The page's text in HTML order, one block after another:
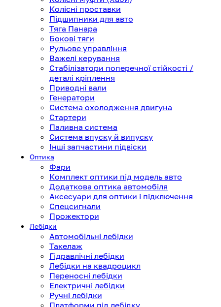
Колісні проставки
Підшипники для авто
Тяга Панара
Бокові тяги
Рульове управління
Важелі керування
Стабілізатори поперечної стійкості /
деталі кріплення
Приводні вали
Генератори
Система охолодження двигуна
Стартери
Паливна система
Система впуску й випуску
Інші запчастини підвіски
Оптика
Фари
Комплект оптики під модель авто
Додаткова оптика автомобіля
Аксесуари для оптики і підключення
Спецсигнали
Прожектори
Лебідки
Автомобільні лебідки
Такелаж
Гідравлічні лебідки
Лебідки на квадроцикл
Переносні лебідки
Електричні лебідки
Ручні лебідки
Платформи під лебідку